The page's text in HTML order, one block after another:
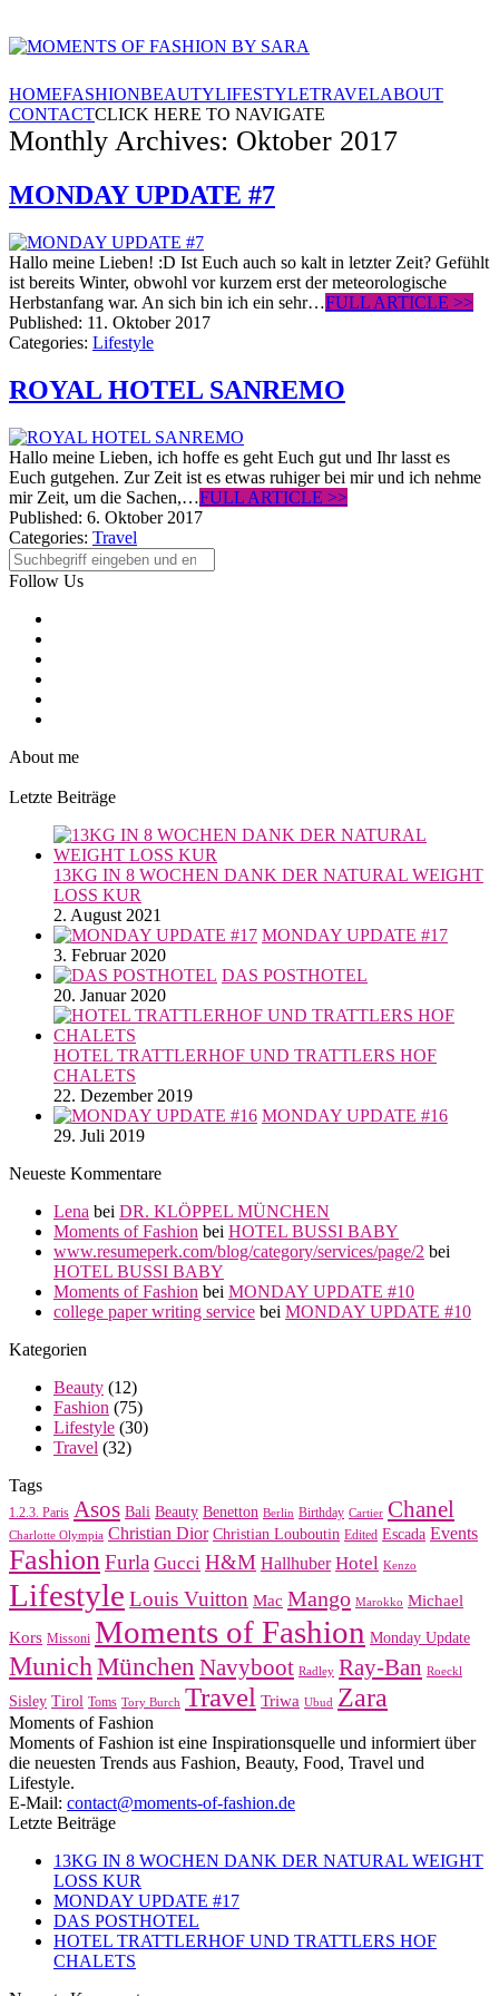
HOMEFASHIONBEAUTYLIFESTYLETRAVELABOUT
CONTACTCLICK HERE TO NAVIGATE
Monthly Archives: Oktober 2017
MONDAY UPDATE #7
Hallo meine Lieben! :D Ist Euch auch so kalt in letzter Zeit? Gefühlt
ist bereits Winter, obwohl vor kurzem erst der meteorologische
Herbstanfang war. An sich bin ich ein sehr…FULL ARTICLE >>
Published: 11. Oktober 2017
Categories: Lifestyle
ROYAL HOTEL SANREMO
Hallo meine Lieben, ich hoffe es geht Euch gut und Ihr lasst es
Euch gutgehen. Zur Zeit ist es etwas ruhiger bei mir und ich nehme
mir Zeit, um die Sachen,…FULL ARTICLE >>
Published: 6. Oktober 2017
Categories: Travel
Follow Us
About me
Letzte Beiträge
13KG IN 8 WOCHEN DANK DER NATURAL WEIGHT
LOSS KUR
2. August 2021
MONDAY UPDATE #17
3. Februar 2020
DAS POSTHOTEL
20. Januar 2020
HOTEL TRATTLERHOF UND TRATTLERS HOF
CHALETS
22. Dezember 2019
MONDAY UPDATE #16
29. Juli 2019
Neueste Kommentare
Lena bei DR. KLÖPPEL MÜNCHEN
Moments of Fashion bei HOTEL BUSSI BABY
www.resumeperk.com/blog/category/services/page/2 bei
HOTEL BUSSI BABY
Moments of Fashion bei MONDAY UPDATE #10
college paper writing service bei MONDAY UPDATE #10
Kategorien
Beauty (12)
Fashion (75)
Lifestyle (30)
Travel (32)
Tags
1.2.3. Paris Asos Bali Beauty Benetton Berlin Birthday Cartier Chanel
Charlotte Olympia Christian Dior Christian Louboutin Edited Escada Events
Fashion Furla Gucci H&M Hallhuber Hotel Kenzo
Lifestyle Louis Vuitton Mac Mango Marokko Michael
Kors Missoni Moments of Fashion Monday Update
Munich München Navyboot Radley Ray-Ban Roeckl
Sisley Tirol Toms Tory Burch Travel Triwa Ubud Zara
Moments of Fashion
Moments of Fashion ist eine Inspirationsquelle und informiert über
die neuesten Trends aus Fashion, Beauty, Food, Travel und
Lifestyle.
E-Mail: contact@moments-of-fashion.de
Letzte Beiträge
13KG IN 8 WOCHEN DANK DER NATURAL WEIGHT
LOSS KUR
MONDAY UPDATE #17
DAS POSTHOTEL
HOTEL TRATTLERHOF UND TRATTLERS HOF
CHALETS